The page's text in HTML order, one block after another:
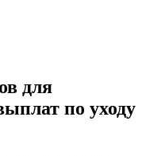
для
по уходу